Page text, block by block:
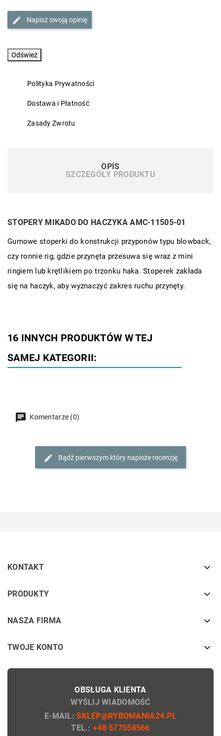
Napisz swoją opinię
Polityka Prywatności
Dostawa i Płatność
Zasady Zwrotu
OPIS
SZCZEGÓŁY PRODUKTU
STOPERY MIKADO DO HACZYKA AMC-11505-01
Gumowe stoperki do konstrukcji przyponów typu blowback,
czy ronnie rig, gdzie przynęta przesuwa się wraz z mini
ringiem lub krętlikiem po trzonku haka. Stoperek zakłada
się na haczyk, aby wyznaczyć zakres ruchu przynęty.
16 INNYCH PRODUKTÓW W TEJ
SAMEJ KATEGORII:
Komentarze (0)
Bądź pierwszym który napisze recenzję
KONTAKT 
PRODUKTY keyboard_arrow_down
NASZA FIRMA keyboard_arrow_down
TWOJE KONTO 
OBSŁUGA KLIENTA
WYŚLIJ WIADOMOŚĆ
E-MAIL:SKLEP@RYBOMANIA24.PL
TEL.:+48 577558566